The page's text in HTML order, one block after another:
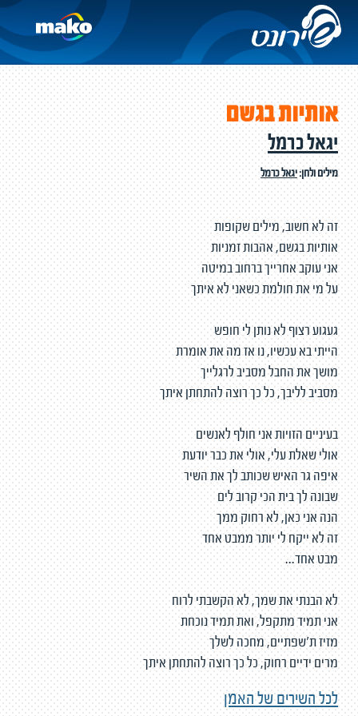
אותיות בגשם
יגאל כרמל
מילים ולחן:יגאל כרמל
זה לא חשוב, מילים שקופות
אותיות בגשם, אהבות זמניות
אני עוקב אחרייך ברחוב במיטה
על מי את חולמת כשאני לא איתך
געגוע רצוף לא נותן לי חופש
הייתי בא עכשיו, נו אז מה את אומרת
מושך את החבל מסביב לרגלייך
מסביב לליבך, כל כך רוצה להתחתן איתך
בעיניים הזויות אני חולף לאנשים
אולי שאלת עלי, אולי את כבר יודעת
איפה גר האיש שכותב לך את השיר
שבונה לך בית הכי קרוב לים
הנה אני כאן, לא רחוק ממך
זה לא ייקח לי יותר ממבט אחד
מבט אחד...
לא הבנתי את שמך, לא הקשבתי לרוח
אני תמיד מתקפל, ואת תמיד נוכחת
מזיז ת'שפתיים, מחכה לשלך
מרים ידיים רחוק, כל כך רוצה להתחתן איתך
לכל השירים של האמן